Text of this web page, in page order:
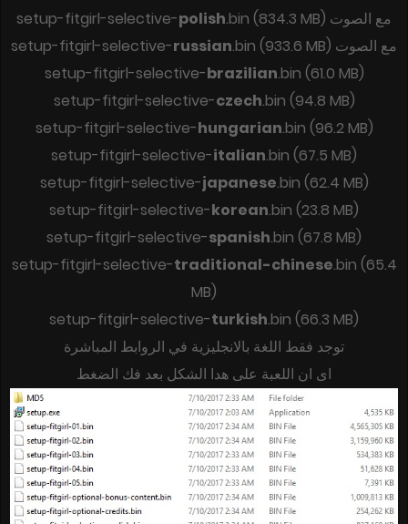
setup-fitgirl-selective-polish
.bin (834.3 MB) مع الصوت
setup-fitgirl-selective-russian
.bin (933.6 MB) مع الصوت
setup-fitgirl-selective-brazilian.bin (61.0 MB)
setup-fitgirl-selective-czech.bin (94.8 MB)
setup-fitgirl-selective-hungarian.bin (96.2 MB)
setup-fitgirl-selective-italian.bin (67.5 MB)
setup-fitgirl-selective-japanese.bin (62.4 MB)
setup-fitgirl-selective-korean.bin (23.8 MB)
setup-fitgirl-selective-spanish.bin (67.8 MB)
setup-fitgirl-selective-traditional-chinese.bin (65.4
MB)
setup-fitgirl-selective-turkish.bin (66.3 MB)
توجد فقط اللغة بالانجليزية في الروابط المباشرة
اى ان اللعبة على هدا الشكل بعد فك الضغط